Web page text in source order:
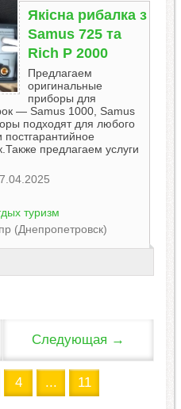
Якісна рибалка з
Samus 725 та
Rich P 2000
Предлагаем
оригинальные
приборы для
— Samus 1000, Samus
подходят для любого
предлагаем услуги
туризм
(Днепропетровск)
Следующая →
4 ... 11